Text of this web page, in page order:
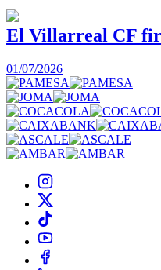
El Villarreal CF
01/07/2026